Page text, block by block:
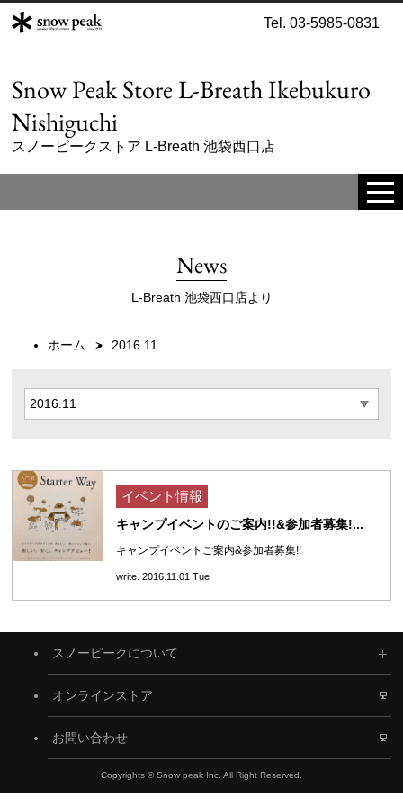
Snow Peak Store L-Breath Ikebukuro
Nishiguchi
スノーピークストア L-Breath 池袋西口店
Tel. 03-5985-0831
News
L-Breath 池袋西口店より
ホーム 2016.11
イベント情報
キャンプイベントのご案内!!&参加者募集!...
キャンプイベントご案内&参加者募集!!
write. 2016.11.01 Tue
スノーピークについて
オンラインストア
お問い合わせ
Copyrights © Snow peak Inc. All Right Reserved.